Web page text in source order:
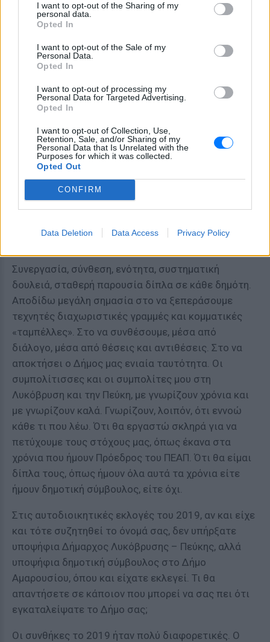
I want to opt-out of the Sharing of my
personal data.
Opted In
I want to opt-out of the Sale of my
Personal Data.
Opted In
I want to opt-out of processing my
Personal Data for Targeted Advertising.
Opted In
I want to opt-out of Collection, Use,
Retention, Sale, and/or Sharing of my
Personal Data that Is Unrelated with the
Purposes for which it was collected.
Opted Out
CONFIRM
Data Deletion Data Access Privacy Policy
της Πεύκης. Συμπολίτισσες και συμπολίτες
έμπειροι στην τοπική αυτοδιοίκηση, αλλά και άλλοι
που επιθυμούν να εμπλακούν και να προσφέρουν για
πρώτη φορά. Επιστήμονες και επαγγελματίες,
τους οποίους μοιραζόμαστε τις ίδιες αγωνίες, τις
ίδιες αντιλήψεις για την επόμενη ημέρα του Δήμου
γίνει αν δεν κινητοποιηθούμε πρώτα εμείς. Με όλες
και όλους αυτούς, αποφασίσαμε να
πρωτοστατήσουμε στην προσπάθεια να
δημιουργήσουμε καλύτερες προοπτικές για την
καθημερινότητα και την ποιότητα της ζωής μας.
Ποιο είναι το κεντρικό μήνυμα της προσπάθειάς
Συνεργασία, σύνθεση, ενότητα, συστηματική
δουλειά, σταθερή παρουσία δίπλα σε κάθε δημότη.
Αποδίδω μεγάλη σημασία στο να ξεπεράσουμε
τεχνητές διαχωριστικές γραμμές και κομματικές
«ταμπέλλες». Στο να συνθέσουμε, μέσα από
διάλογο, μέσα από θέσεις και αντιθέσεις. Στο να
αποκτήσει ο Δήμος μας ενιαία ταυτότητα. Οι
συμπολίτισσες και οι συμπολίτες μου στη
Λυκόβρυση και την Πεύκη, με γνωρίζουν χρόνια και
με γνωρίζουν καλά. Γνωρίζουν, λοιπόν, ότι εννοώ
κάθε τι που λέω. Ότι θα εργαστώ σκληρά για να
πετύχουμε τους στόχους μας, όπως έκανα στα
χρόνια που ήμουν Πρόεδρος του ΠΕΑΠ. Ότι θα είμαι
δίπλα τους, όπως ήμουν όλα αυτά τα χρόνια είτε
ήμουν δημοτική σύμβουλος, είτε όχι.
Στις αυτοδιοικητικές εκλογές του 2019, αν και είχε
και τότε συζητηθεί το όνομά σας, δεν υπήρξατε
υποψήφια Δήμαρχος Λυκόβρυσης – Πεύκης, αλλά
υποψήφια δημοτική σύμβουλος στο Δήμο
Αμαρουσίου, όπου και είχατε εκλεγεί. Τι θα
απαντήσετε σε κάποιον που μπορεί να σας πει ότι
εγκαταλείψατε το Δήμο σας;
Οι συνθήκες το 2019 ήταν πολύ διαφορετικές. Ο